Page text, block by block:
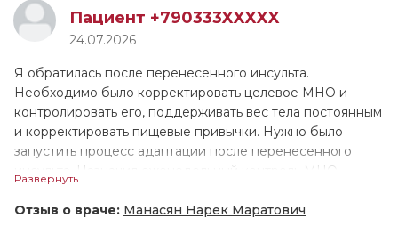
Суперврач, очень бережное отношение, шутит, смеётся,
объясняет всё дословно, очень образованна и
квалифицированна. Не стесняясь можно задавать любые
вопросы, тебе на них ответят, очень располагает к себе,
улыбается. Меня удивляет, что я прихожу к ней раз в
год, а она всё знает, что было год назад, с чем я к ней
приходила до этого, она всё помнит. Мне всегда
попадались грубые специалисты в этой сфере, идя на
приём, я думала будет так же, и не важно, была ли я в
частной клинике или нет, но Вера Александровна такая
Пациент +790333XXXXX
24.07.2026
Я обратилась после перенесенного инсульта.
Необходимо было корректировать целевое МНО и
контролировать его, поддерживать вес тела постоянным
и корректировать пищевые привычки. Нужно было
запустить процесс адаптации после перенесенного
инсульта. Назначил еженедельный контроль МНО.
предельно точно и понятно. Общее впечатление о
Развернуть...
Отзыв о враче: Манасян Нарек Маратович